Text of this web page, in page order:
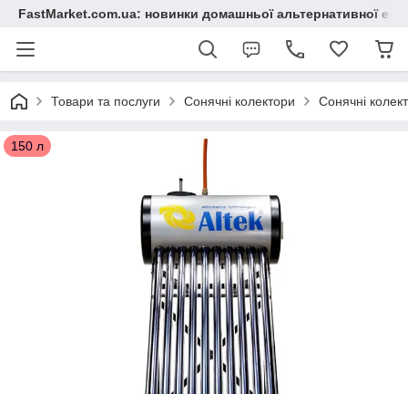
FastMarket.com.ua: новинки домашньої альтернативної
Товари та послуги Сонячні колектори Сонячні
150 л